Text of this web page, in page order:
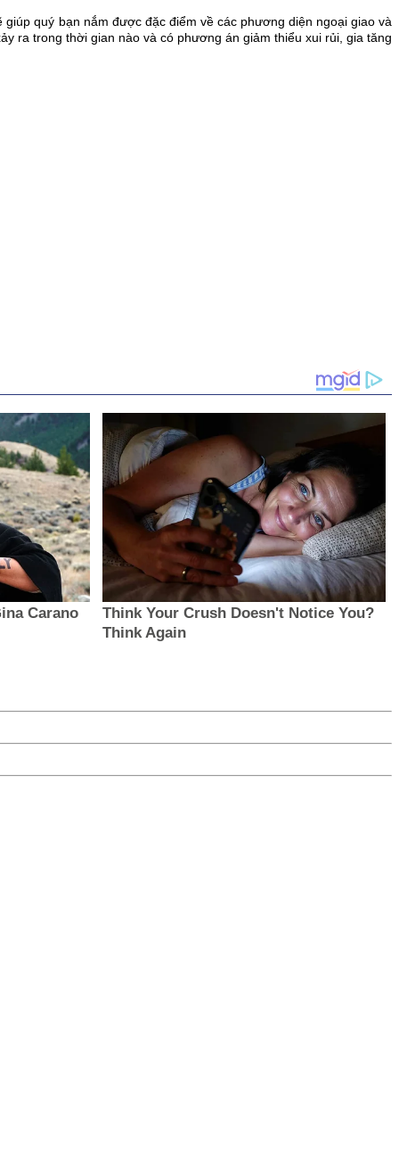
quý bạn nắm được đặc điểm về các phương diện ngoại giao và
ra trong thời gian nào và có phương án giảm thiểu xui rủi, gia tăng